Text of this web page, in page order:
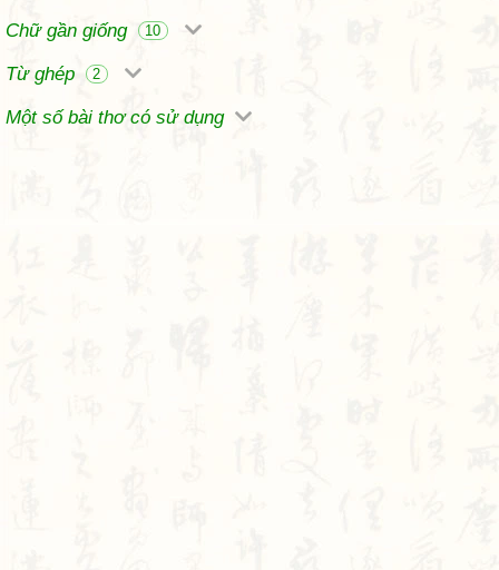
Chữ gần giống 10
Từ ghép 2
Một số bài thơ có sử dụng